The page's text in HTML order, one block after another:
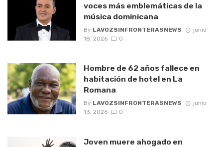
voces más emblemáticas de la
música dominicana
By LAVOZSINFRONTERASNEWS
junio
18, 2026
0
Hombre de 62 años fallece en
habitación de hotel en La
Romana
By LAVOZSINFRONTERASNEWS
junio
13, 2026
0
Joven muere ahogado en